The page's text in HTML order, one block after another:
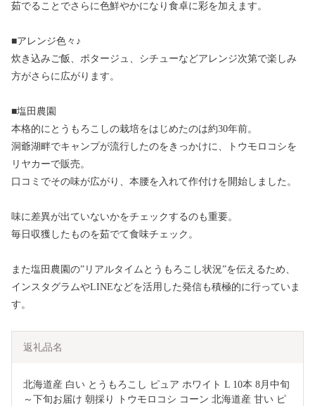
茹でることでさらに色鮮やかになり食卓に彩を加えます。
■アレンジ色々♪
炊き込みご飯、ポタージュ、シチューなどアレンジ次第で楽しみ
方がさらに広がります。
■塩田農園
本格的にとうもろこしの栽培をはじめたのは約30年前。
洞爺湖畔でキャンプが流行したのをきっかけに、トウモロコシを
リヤカーで販売。
口コミでその味が広がり、本腰を入れて作付けを開始しました。
味に差異が出ていないかをチェックするのも重要。
毎日収獲したものを茹でて食味チェック。
また塩田農園の”リアルタイムとうもろこし状況”を伝えるため、
インスタグラムやLINEなどを活用した発信も積極的に行っていま
す。
返礼品名
北海道産 白い とうもろこし ピュア ホワイト L 10本 8月中旬
～下旬お届け 朝採り トウモロコシ コーン 北海道産 甘い ピ